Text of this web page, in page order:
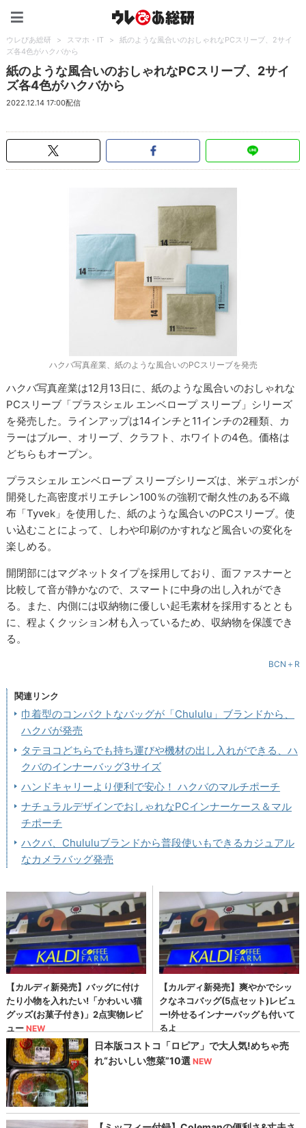
ウレぴあ総研 > スマホ・IT >
紙のような風合いのおしゃれなPCスリーブ、2サイ
ズ各4色がハクバから
紙のような風合いのおしゃれなPCスリーブ、2サイ
ズ各4色がハクバから
2022.12.14 17:00配信
ハクバ写真産業、紙のような風合いのPCスリーブを発売
ハクバ写真産業は12月13日に、紙のような風合いのおしゃれな
PCスリーブ「プラスシェル エンベロープ スリーブ」シリーズ
を発売した。ラインアップは14インチと11インチの2種類、カ
ラーはブルー、オリーブ、クラフト、ホワイトの4色。価格は
どちらもオープン。
プラスシェル エンベロープ スリーブシリーズは、米デュポンが
開発した高密度ポリエチレン100％の強靭で耐久性のある不織
布「Tyvek」を使用した、紙のような風合いのPCスリーブ。使
い込むことによって、しわや印刷のかすれなど風合いの変化を
楽しめる。
開閉部にはマグネットタイプを採用しており、面ファスナーと
比較して音が静かなので、スマートに中身の出し入れができ
る。また、内側には収納物に優しい起毛素材を採用するととも
に、程よくクッション材も入っているため、収納物を保護でき
る。
BCN＋R
関連リンク
巾着型のコンパクトなバッグが「Chululu」ブランドから、
ハクバが発売
タテヨコどちらでも持ち運びや機材の出し入れができる、ハ
クバのインナーバッグ3サイズ
ハンドキャリーより便利で安心！ ハクバのマルチポーチ
ナチュラルデザインでおしゃれなPCインナーケース＆マル
チポーチ
ハクバ、Chululuブランドから普段使いもできるカジュアル
なカメラバッグ発売